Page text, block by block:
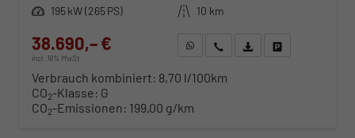
Leistung 195 kW (265 PS) Kilometerstand 10 km
38.690,– €
incl. 19% MwSt.
WhatsApp anfragen
Wir rufen Sie anFahrzeugexposé (PDF)
Verbrauch kombiniert: 8,70 l/100km
CO2-Klasse: G
CO2-Emissionen: 199,00 g/km